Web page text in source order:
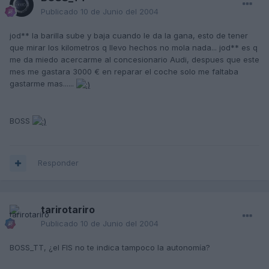
Publicado 10 de Junio del 2004
jod** la barilla sube y baja cuando le da la gana, esto de tener
que mirar los kilometros q llevo hechos no mola nada... jod** es q
me da miedo acercarme al concesionario Audi, despues que este
mes me gastara 3000 € en reparar el coche solo me faltaba
gastarme mas......
BOSS
Responder
tarirotariro
Publicado 10 de Junio del 2004
BOSS_TT, ¿el FIS no te indica tampoco la autonomía?